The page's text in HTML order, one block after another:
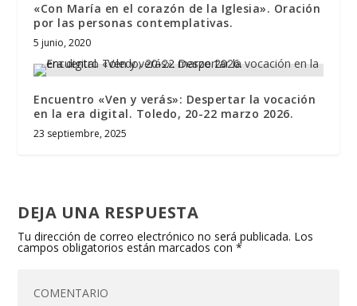
«Con María en el corazón de la Iglesia». Oración
por las personas contemplativas.
5 junio, 2020
Encuentro «Ven y verás»: Despertar la vocación
en la era digital. Toledo, 20-22 marzo 2026.
23 septiembre, 2025
DEJA UNA RESPUESTA
Tu dirección de correo electrónico no será publicada. Los
campos obligatorios están marcados con*